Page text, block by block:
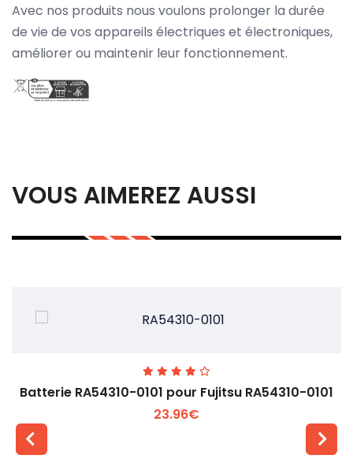
Avec nos produits nous voulons prolonger la durée
de vie de vos appareils électriques et électroniques,
améliorer ou maintenir leur fonctionnement.
VOUS AIMEREZ AUSSI
Batterie RA54310-0101 pour Fujitsu RA54310-0101
23.96€